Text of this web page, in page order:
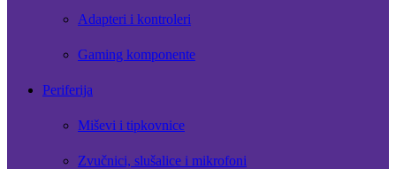
Adapteri i kontroleri
Gaming komponente
Periferija
Miševi i tipkovnice
Zvučnici, slušalice i mikrofoni